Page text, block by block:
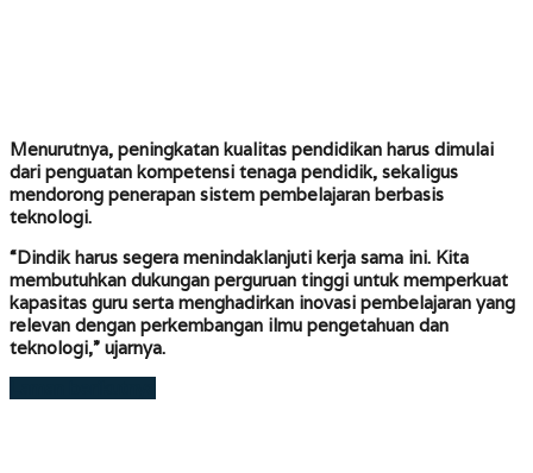
Menurutnya, peningkatan kualitas pendidikan harus dimulai
dari penguatan kompetensi tenaga pendidik, sekaligus
mendorong penerapan sistem pembelajaran berbasis
teknologi.
“Dindik harus segera menindaklanjuti kerja sama ini. Kita
membutuhkan dukungan perguruan tinggi untuk memperkuat
kapasitas guru serta menghadirkan inovasi pembelajaran yang
relevan dengan perkembangan ilmu pengetahuan dan
teknologi,” ujarnya.